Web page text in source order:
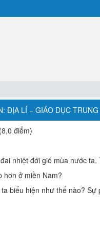
ĐỊA LÍ − GIÁO DỤC
điểm)
nhiệt đới gió mùa nước ta.
hơn ở miền Nam?
biểu hiện như thế nào? Sự